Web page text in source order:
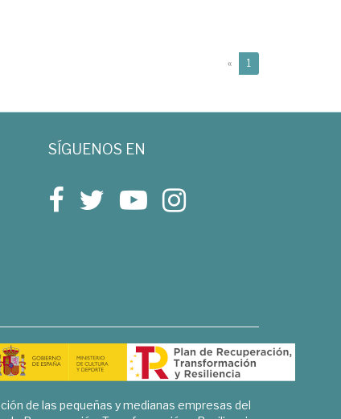
« 1
SÍGUENOS EN
de las pequeñas y medianas empresas del